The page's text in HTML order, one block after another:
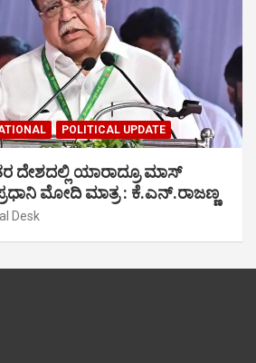
POLITICAL UPDATE
ದೇಶದಲ್ಲಿ ಯಾರಾದ್ರೂ ಮಾಸ್
ಮೋದಿ ಮಾತ್ರ : ಕೆ.ಎನ್.ರಾಜಣ್ಣ
Desk